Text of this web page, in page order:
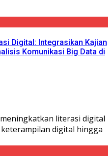
Digital: Integrasikan Kajian
Komunikasi Big Data di
literasi digital
digital hingga